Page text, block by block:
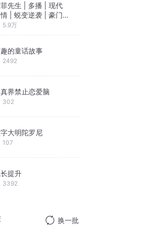
先生 | 多播 | 现代
| 蜕变逆袭 | 豪门 |
情缘
5.9万
的童话故事
2492
界禁止恋爱脑
302
大明陀罗尼
107
提升
3392
换一批